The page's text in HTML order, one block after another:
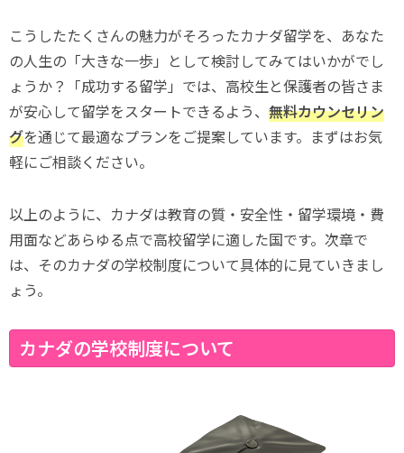
こうしたたくさんの魅力がそろったカナダ留学を、あなた
の人生の「大きな一歩」として検討してみてはいかがでし
ょうか？「成功する留学」では、高校生と保護者の皆さま
が安心して留学をスタートできるよう、 無料カウンセリン
グを通じて最適なプランをご提案しています。まずはお気
軽にご相談ください。
以上のように、カナダは教育の質・安全性・留学環境・費
用面などあらゆる点で高校留学に適した国です。次章で
は、そのカナダの学校制度について具体的に見ていきまし
ょう。
カナダの学校制度について